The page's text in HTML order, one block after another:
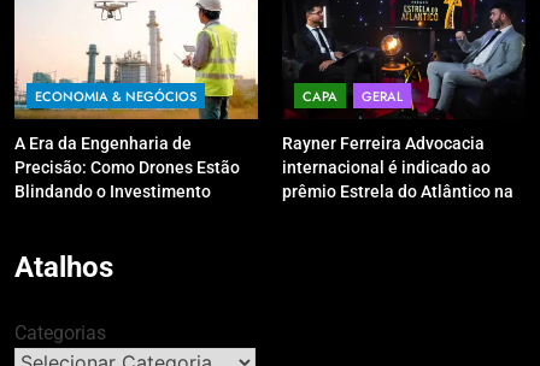
ECONOMIA & NEGÓCIOS
A Era da Engenharia de
Precisão: Como Drones Estão
Blindando o Investimento
CAPA GERAL
Rayner Ferreira Advocacia
internacional é indicado ao
prêmio Estrela do Atlântico na
Atalhos
Categorias